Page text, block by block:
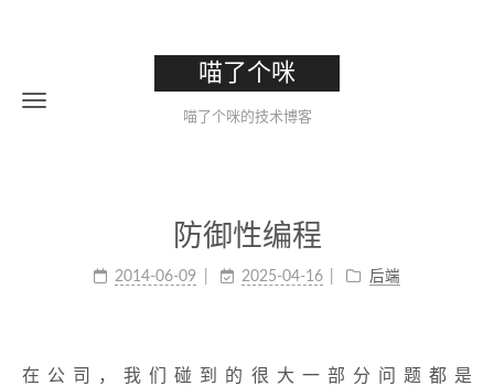
喵了个咪
喵了个咪的技术博客
防御性编程
2014-06-09 2025-04-16 后端
在公司，我们碰到的很大一部分问题都是